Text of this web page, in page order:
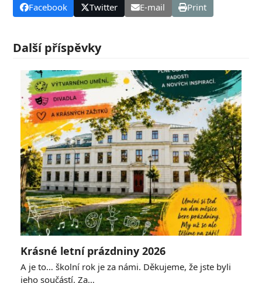
Facebook Twitter E-mail Print
Další příspěvky
Krásné letní prázdniny 2026
A je to… školní rok je za námi. Děkujeme, že jste byli
jeho součástí. Za…